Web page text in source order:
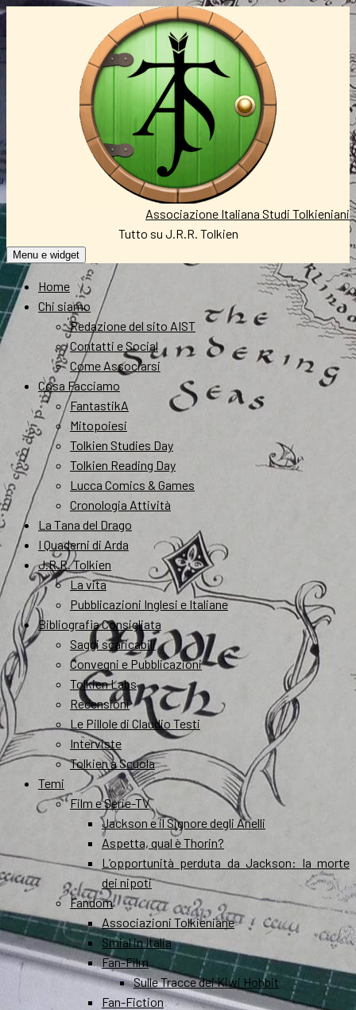
Vai
al
Associazione Italiana Studi Tolkieniani
Tutto su J.R.R. Tolkien
Menu e widget
Home
Chi siamo
Redazione del sito AIST
Contatti e Social
Come Associarsi
Cosa Facciamo
FantastikA
Mitopoiesi
Tolkien Studies Day
Tolkien Reading Day
Lucca Comics & Games
Cronologia Attività
La Tana del Drago
I Quaderni di Arda
J.R.R. Tolkien
La vita
Pubblicazioni Inglesi e Italiane
Bibliografia Consigliata
Saggi scaricabili
Convegni e Pubblicazioni
Tolkien Labs
Recensioni
Le Pillole di Claudio Testi
Interviste
Tolkien a Scuola
Temi
Film e Serie-TV
Jackson e il Signore degli Anelli
Aspetta, qual è Thorin?
L’opportunità perduta da Jackson: la morte
dei nipoti
Fandom
Associazioni Tolkieniane
Smial in Italia
Fan-Film
Sulle Tracce dei Kiwi Hobbit
Fan-Fiction